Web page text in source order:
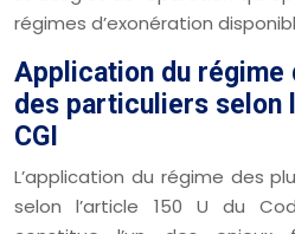
régimes d’exonération
Application du régime
des particuliers selon
CGI
L’application du régime des
selon l’article 150 U du